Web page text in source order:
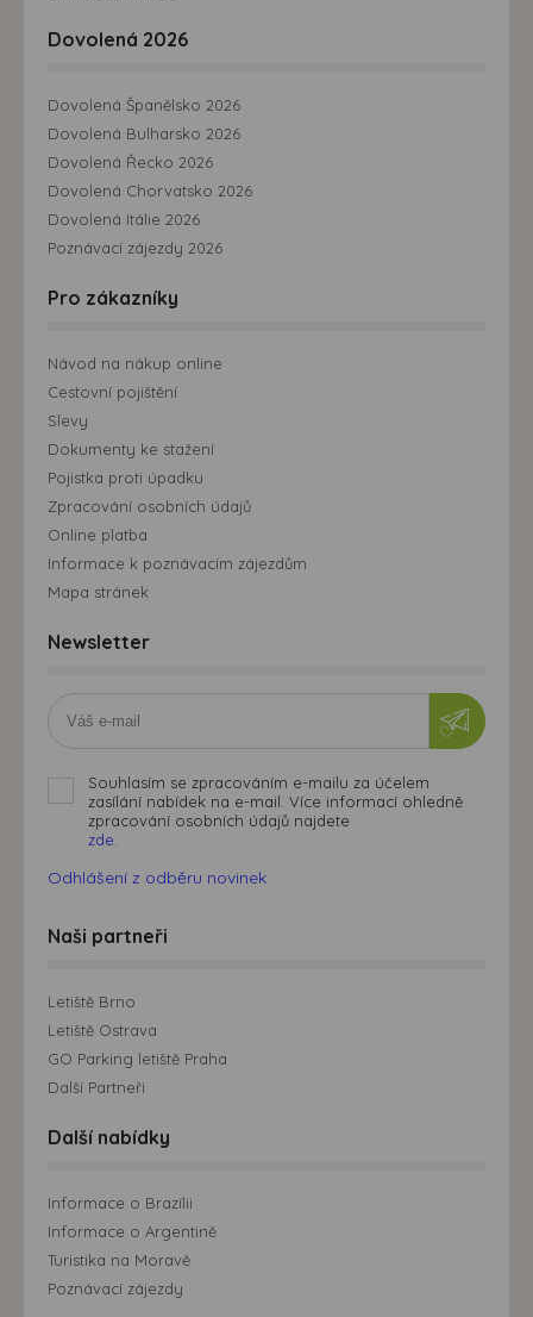
Dovolená 2026
Dovolená Španělsko 2026
Dovolená Bulharsko 2026
Dovolená Řecko 2026
Dovolená Chorvatsko 2026
Dovolená Itálie 2026
Poznávací zájezdy 2026
Pro zákazníky
Návod na nákup online
Cestovní pojištění
Slevy
Dokumenty ke stažení
Pojistka proti úpadku
Zpracování osobních údajů
Online platba
Informace k poznávacím zájezdům
Mapa stránek
Newsletter
Souhlasím se zpracováním e-mailu za účelem
zasílání nabídek na e-mail. Více informací ohledně
zpracování osobních údajů najdete
zde.
Odhlášení z odběru novinek
Naši partneři
Letiště Brno
Letiště Ostrava
GO Parking letiště Praha
Další Partneři
Další nabídky
Informace o Brazílii
Informace o Argentině
Turistika na Moravě
Poznávací zájezdy